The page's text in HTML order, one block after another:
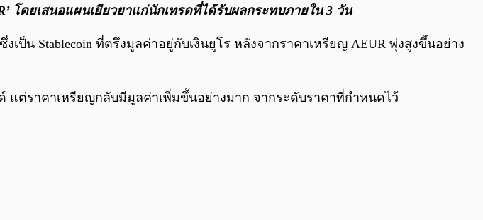
โดยเสนอแผนเยียวยาแก่นักเทรดที่ได้รับผลกระทบภายใน 3 วัน
ป็น Stablecoin ที่ตรึงมูลค่าอยู่กับเงินยูโร หลังจากราคาเหรียญ AEUR พุ่งสูงขึ้นอย่าง
แต่ราคาเหรียญกลับมีมูลค่าเพิ่มขึ้นอย่างมาก จากระดับราคาที่กำหนดไว้